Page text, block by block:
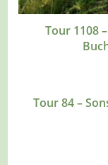
Tour 1108
Tour 84 –